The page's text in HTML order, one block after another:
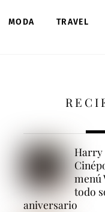
MODA TRAVEL
Harry
menú
todo
aniversario